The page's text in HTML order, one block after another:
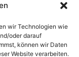
wir Technologien wie
oder darauf
können wir Daten
Website verarbeiten.